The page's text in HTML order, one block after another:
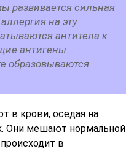
развивается сильная
на эту
антитела к
антигены
образовываются
в крови, оседая на
Они мешают нормальной
в